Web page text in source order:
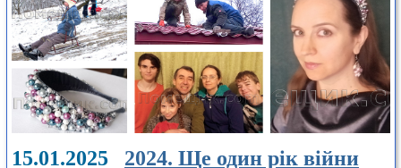
15.01.2025 2024. Ще один рік війни